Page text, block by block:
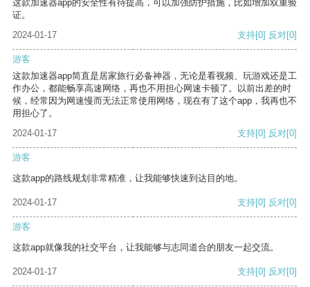
这款加速器app的安全性有待提高，可以加强防护措施，比如增加双重验
证。
2024-01-17
支持[0] 反对[0]
游客
这款加速器app简直是居家旅行必备神器，无论是看视频、玩游戏还是工
作办公，都能畅享高速网络，再也不用担心网速卡顿了。以前出差的时
候，经常因为网速慢而无法正常使用网络，现在有了这个app，我再也不
用担心了。
2024-01-17
支持[0] 反对[0]
游客
这款app的路线规划非常精准，让我能够快速到达目的地。
2024-01-17 支持[0] 反对[0]
游客
这款app就像我的社交平台，让我能够与志同道合的朋友一起交流。
2024-01-17 支持[0] 反对[0]